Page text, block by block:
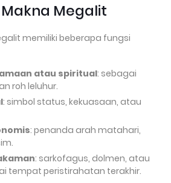
Megalit
memiliki beberapa fungsi
atau spiritual: sebagai
roh leluhur.
: simbol status, kekuasaan, atau
: penanda arah matahari,
: sarkofagus, dolmen, atau
tempat peristirahatan terakhir.